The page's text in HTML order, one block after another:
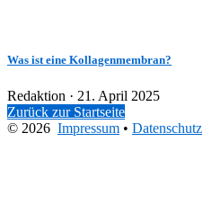
Was ist eine Kollagenmembran?
Redaktion · Veröffentlicht
am
21. April 2025
Zurück zur Startseite
© 2026 Impressum • Datenschutz